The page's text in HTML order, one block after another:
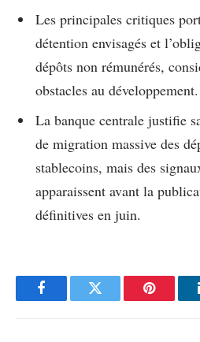
Les principales critiques
détention envisagés et
dépôts non rémunérés,
obstacles au développement.
La banque centrale justifie
de migration massive des
stablecoins, mais des
apparaissent avant la
définitives en juin.
FacebookTwitter Pinterest